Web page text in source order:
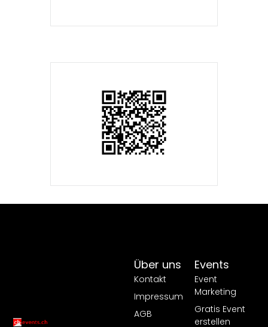
Events
Event
Marketing
Gratis Event
erstellen
Über uns
Kontakt
Impressum
AGB